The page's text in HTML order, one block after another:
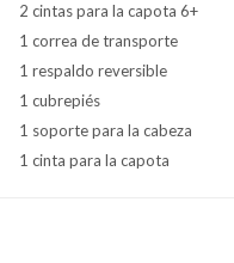
2 cintas para la capota 6+
1 correa de transporte
1 respaldo reversible
1 cubrepiés
1 soporte para la cabeza
1 cinta para la capota